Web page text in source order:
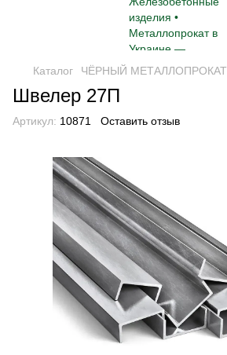
Каталог ЧЁРНЫЙ МЕТАЛЛОПРОКАТ
Швелер 27П
Артикул: 10871 Оставить отзыв